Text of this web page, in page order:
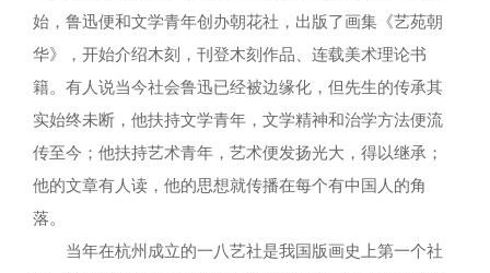
始，鲁迅便和文学青年创办朝花社，出版了画集《艺苑朝
华》，开始介绍木刻，刊登木刻作品、连载美术理论书
籍。有人说当今社会鲁迅已经被边缘化，但先生的传承其
实始终未断，他扶持文学青年，文学精神和治学方法便流
传至今；他扶持艺术青年，艺术便发扬光大，得以继承；
他的文章有人读，他的思想就传播在每个有中国人的角
落。
当年在杭州成立的一八艺社是我国版画史上第一个社